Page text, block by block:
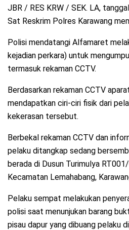
JBR / RES KRW / SEK. LA,
Sat Reskrim Polres Karawang
Polisi mendatangi Alfamaret
kejadian perkara) untuk
termasuk rekaman CCTV.
Berdasarkan rekaman CCTV
mendapatkan ciri-ciri fisik dari
kekerasan tersebut.
Berbekal rekaman CCTV dan
pelaku ditangkap sedang
berada di Dusun Turimulya
Kecamatan Lemahabang,
Pelaku sempat melakukan
polisi saat menunjukan barang
pisau dapur yang dibuang pelaku